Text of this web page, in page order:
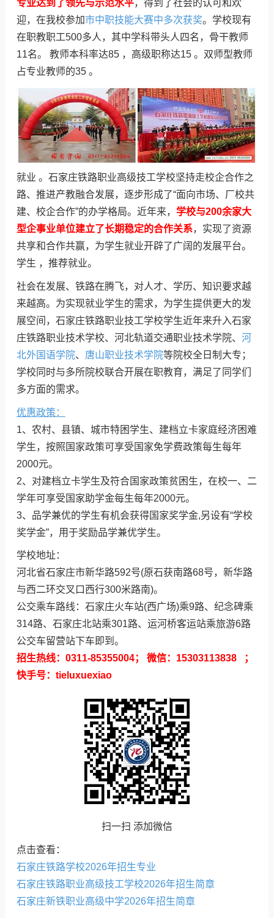
专业达到了领先与示范水平，得到了社会的认可和欢
迎，在我校参加市中职技能大赛中多次获奖。学校现有
在职教职工500多人，其中学科带头人四名，骨干教师
11名。 教师本科率达85 ，高级职称达15 。双师型教师
占专业教师的35 。
就业 。石家庄铁路职业高级技工学校坚持走校企合作之
路、推进产教融合发展，逐步形成了“面向市场、厂校共
建、校企合作”的办学格局。近年来， 学校与200余家大
型企事业单位建立了长期稳定的合作关系，实现了资源
共享和合作共赢，为学生就业开辟了广阔的发展平台。
学生 ，推荐就业。
社会在发展、铁路在腾飞，对人才、学历、知识要求越
来越高。为实现就业学生的需求，为学生提供更大的发
展空间，石家庄铁路职业技工学校学生近年来升入石家
庄铁路职业技术学校、河北轨道交通职业技术学院、 河
北外国语学院、 唐山职业技术学院等院校全日制大专；
学校同时与多所院校联合开展在职教育，满足了同学们
多方面的需求。
优惠政策：
1、农村、县镇、城市特困学生、建档立卡家庭经济困难
学生，按照国家政策可享受国家免学费政策每生每年
2000元。
2、对建档立卡学生及符合国家政策贫困生，在校一、二
学年可享受国家助学金每生每年2000元。
3、品学兼优的学生有机会获得国家奖学金,另设有“学校
奖学金”，用于奖励品学兼优学生。
学校地址：
河北省石家庄市新华路592号(原石获南路68号，新华路
与西二环交叉口西行300米路南)。
公交乘车路线：石家庄火车站(西广场)乘9路、纪念碑乘
314路、石家庄北站乘301路、运河桥客运站乘旅游6路
公交车留营站下车即到。
招生热线：0311-85355004； 微信：15303113838 ；
快手号：tieluxuexiao
扫一扫 添加微信
点击查看：
石家庄铁路学校2026年招生专业
石家庄铁路职业高级技工学校2026年招生简章
石家庄新铁职业高级中学2026年招生简章